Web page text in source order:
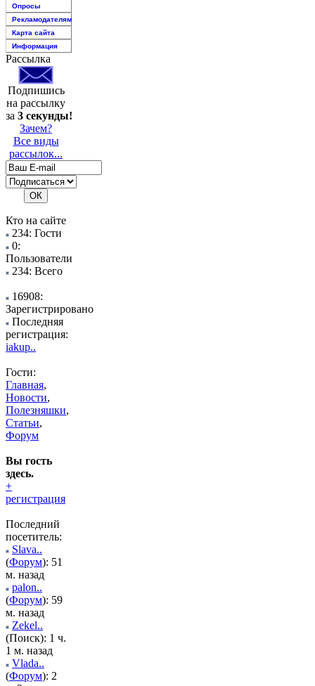
Опросы
Рекламодателям
Карта сайта
Информация
Рассылка
Подпишись
на рассылку
за 3 секунды!
Зачем?
Все виды
рассылок...
Кто на сайте
234: Гости
0:
Пользователи
234: Всего
16908:
Зарегистрировано
Последняя
регистрация:
iakup..
Гости:
Главная,
Новости,
Полезняшки,
Статьи,
Форум
Вы гость
здесь.
+
регистрация
Последний
посетитель:
Slava..
(Форум): 51
м. назад
palon..
(Форум): 59
м. назад
Zekel..
(Поиск): 1 ч.
1 м. назад
Vlada..
(Форум): 2